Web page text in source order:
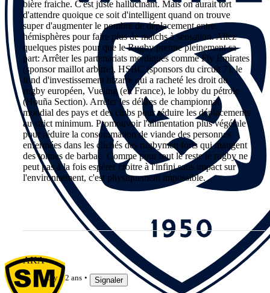
bière fraiche. C'est juste hallucinant. Mais on aurait tort
d'attendre quoique ce soit d'intelligent quand on trouve
super d'augmenter le nombre de déplacement entre
hémisphères pour faire plus de matchs à sensation. Allez
quelques pistes pour que le Rugby prenne pleinement sa
part: Arrêter les partenariats merdiques comme Fly Emirates
(sponsor maillot arbitre), HSBC (sponsors du circuit 7), le
fond d'investissement bizarre qui a racheté les droit du
rugby européen, Vueling (en France), le lobby du pétrole
(Houña Section). Arrêter les délires de championnat
mondial des pays et des clubs pour réduire les déplacements
au strict minimum. Promouvoir l'alimentation plus végétale
pour réduire la consommation de viande des personnes
enfermées dans les clichés des rugbymen forts qui mangent
des tonnes de barbac. Comme pour tout le reste le rugby ne
peut pas à la fois espérer croitre à l'infini sans impact sur
l'environnement, c'est physiquement impossible.
AKA
il y a 2 ans Signaler